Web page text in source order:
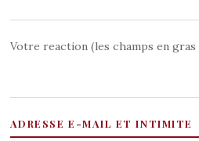
Votre reaction (les champs en
ADRESSE E-MAIL ET INTIMITE